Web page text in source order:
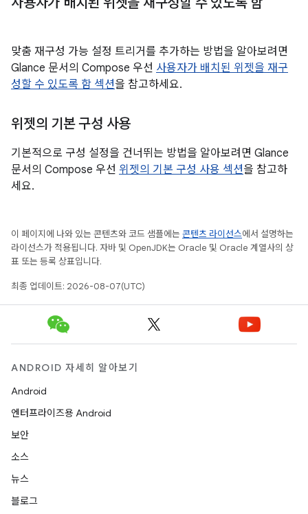
맞춤 재구성 가능 설정 트리거를 추가하는 방법을 알아보려면
Glance 문서의 Compose 우선 사용자가 배치된 위젯을 재구
성할 수 있도록 함 섹션을 참고하세요.
위젯의 기본 구성 사용
기본적으로 구성 설정을 건너뛰는 방법을 알아보려면 Glance
문서의 Compose 우선 위젯의 기본 구성 사용 섹션을 참고하
세요.
이 페이지에 나와 있는 콘텐츠와 코드 샘플에는 콘텐츠 라이선스에서 설명하는
라이선스가 적용됩니다. 자바 및 OpenJDK는 Oracle 및 Oracle 계열사의 상
표 또는 등록 상표입니다.
최종 업데이트: 2026-08-07(UTC)
ANDROID 자세히 알아보기
Android
엔터프라이즈용 Android
보안
소스
뉴스
블로그